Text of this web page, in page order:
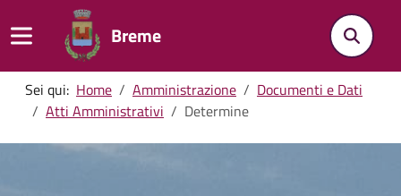
Breme
Sei qui: Home Amministrazione
Documenti e Dati
Atti Amministrativi
Determine